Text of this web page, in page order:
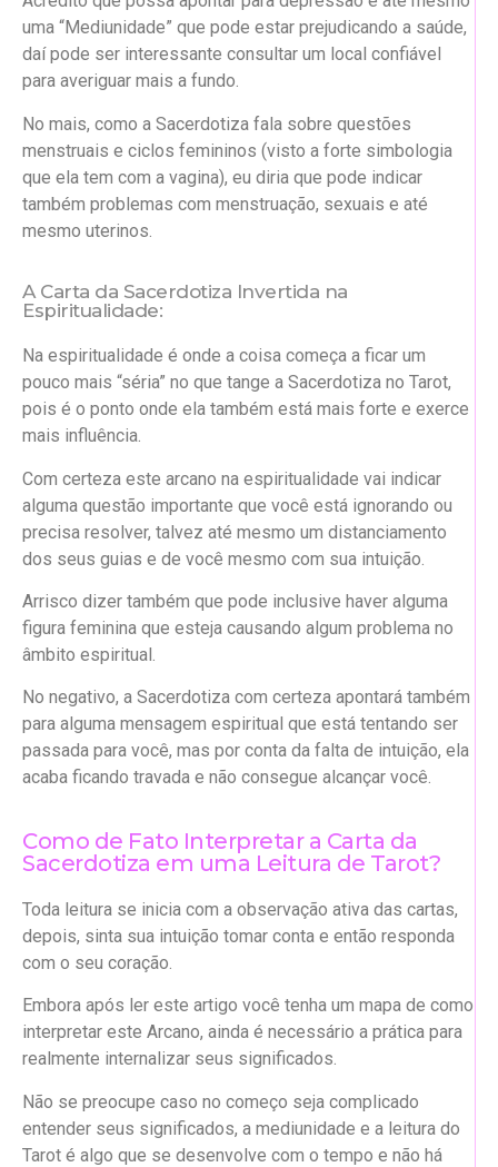
uma “Mediunidade” que pode estar prejudicando a saúde,
daí pode ser interessante consultar um local confiável
para averiguar mais a fundo.
No mais, como a Sacerdotiza fala sobre questões
menstruais e ciclos femininos (visto a forte simbologia
que ela tem com a vagina), eu diria que pode indicar
também problemas com menstruação, sexuais e até
mesmo uterinos.
A Carta da Sacerdotiza Invertida na
Espiritualidade:
Na espiritualidade é onde a coisa começa a ficar um
pouco mais “séria” no que tange a Sacerdotiza no Tarot,
pois é o ponto onde ela também está mais forte e exerce
mais influência.
Com certeza este arcano na espiritualidade vai indicar
alguma questão importante que você está ignorando ou
precisa resolver, talvez até mesmo um distanciamento
dos seus guias e de você mesmo com sua intuição.
Arrisco dizer também que pode inclusive haver alguma
figura feminina que esteja causando algum problema no
âmbito espiritual.
No negativo, a Sacerdotiza com certeza apontará também
para alguma mensagem espiritual que está tentando ser
passada para você, mas por conta da falta de intuição, ela
acaba ficando travada e não consegue alcançar você.
Como de Fato Interpretar a Carta da
Sacerdotiza em uma Leitura de Tarot?
Toda leitura se inicia com a observação ativa das cartas,
depois, sinta sua intuição tomar conta e então responda
com o seu coração.
Embora após ler este artigo você tenha um mapa de como
interpretar este Arcano, ainda é necessário a prática para
realmente internalizar seus significados.
Não se preocupe caso no começo seja complicado
entender seus significados, a mediunidade e a leitura do
Tarot é algo que se desenvolve com o tempo e não há